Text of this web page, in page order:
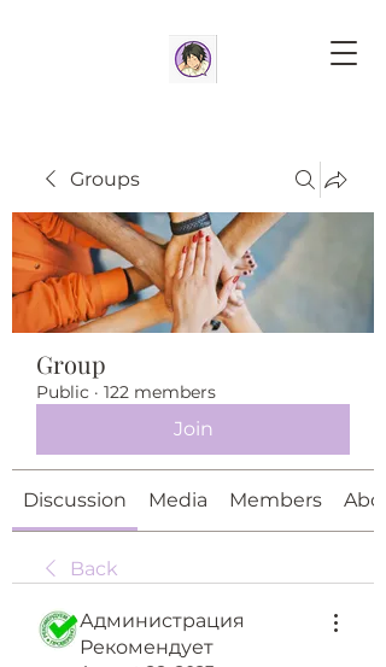
Groups
Group
Public · 122 members
Join
Discussion Media Members
Back
Администрация
Рекомендует